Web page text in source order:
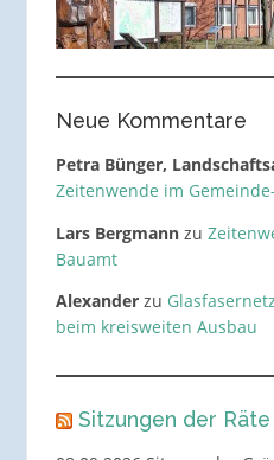
Neue Kommentare
Petra Bünger,
Zeitenwende im
Lars Bergmannzu
Bauamt
Alexanderzu
beim kreisweiten Ausbau
Sitzungen der Räte